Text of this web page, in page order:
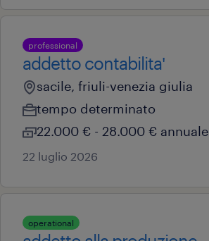
professional
addetto contabilita'
sacile, friuli-venezia giulia
tempo determinato
22.000 € - 28.000 € annuale
22 luglio 2026
operational